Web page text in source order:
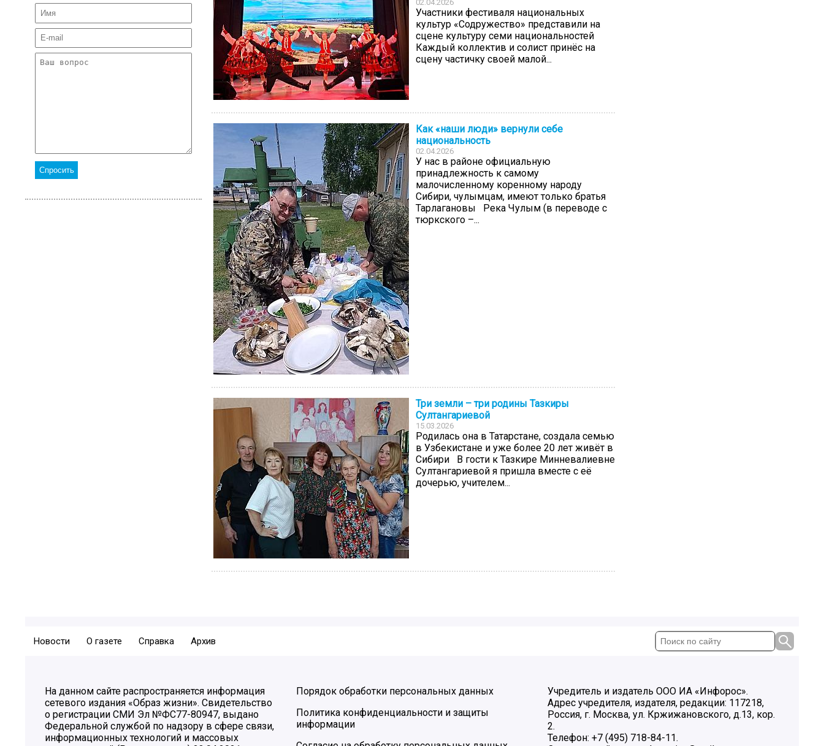
02.04.2026
Участники фестиваля национальных
культур «Содружество» представили на
сцене культуру семи национальностей
Каждый коллектив и солист принёс на
сцену частичку своей малой...
Как «наши люди» вернули себе
национальность
02.04.2026
У нас в районе официальную
принадлежность к самому
малочисленному коренному народу
Сибири, чулымцам, имеют только братья
Тарлагановы Река Чулым (в переводе с
тюркского –...
Три земли – три родины Тазкиры
Султангариевой
15.03.2026
Родилась она в Татарстане, создала семью
в Узбекистане и уже более 20 лет живёт в
Сибири В гости к Тазкире Минневалиевне
Султангариевой я пришла вместе с её
дочерью, учителем...
Новости О газете Справка Архив
На данном сайте распространяется информация
сетевого издания «Образ жизни». Свидетельство
о регистрации СМИ Эл №ФС77-80947, выдано
Федеральной службой по надзору в сфере связи,
информационных технологий и массовых
Порядок обработки персональных данных
Политика конфиденциальности и защиты
информации
Учредитель и издатель ООО ИА «Инфорос».
Адрес учредителя, издателя, редакции: 117218,
Россия, г. Москва, ул. Кржижановского, д.13, кор.
2.
Телефон: +7 (495) 718-84-11.